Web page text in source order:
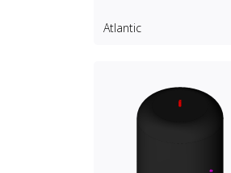
Atlantic